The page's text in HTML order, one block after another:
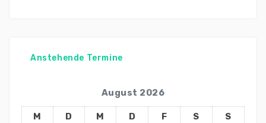
Anstehende Termine
August 2026
M D M D F S
S